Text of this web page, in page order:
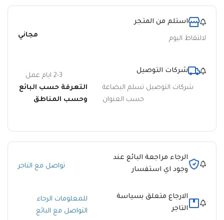
استلم من المتجر
لالتقاط اليوم مجاني
شركات التوصيل
شركات التوصيل تسلم البضاعة
حسب العنوان
2-3 ايام عمل
التعرفة حسب البائع
وحسب المناطق
الرجاء مراجعة البائع عند
وجود اي استفسار
تواصل مع التاجر
الارجاع متعلق بسياسة
التاجر
للمعلومات الرجاء
التواصل مع البائع